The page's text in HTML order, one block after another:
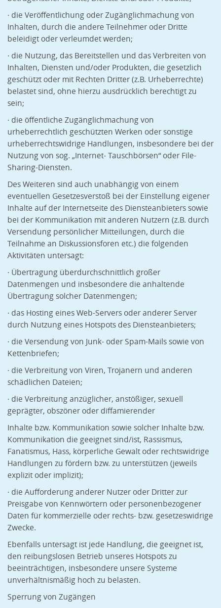
· die Veröffentlichung oder Zugänglichmachung von
Inhalten, durch die andere Teilnehmer oder Dritte
beleidigt oder verleumdet werden;
· die Nutzung, das Bereitstellen und das Verbreiten von
Inhalten, Diensten und/oder Produkten, die gesetzlich
geschützt oder mit Rechten Dritter (z.B. Urheberrechte)
belastet sind, ohne hierzu ausdrücklich berechtigt zu
sein;
· die öffentliche Zugänglichmachung von
urheberrechtlich geschützten Werken oder sonstige
urheberrechtswidrige Handlungen, insbesondere bei der
Nutzung von sog. „Internet- Tauschbörsen“ oder File-
Sharing-Diensten.
Des Weiteren sind auch unabhängig von einem
eventuellen Gesetzesverstoß bei der Einstellung eigener
Inhalte auf der Internetseite des Diensteanbieters sowie
bei der Kommunikation mit anderen Nutzern (z.B. durch
Versendung persönlicher Mitteilungen, durch die
Teilnahme an Diskussionsforen etc.) die folgenden
Aktivitäten untersagt:
· Übertragung überdurchschnittlich großer
Datenmengen und insbesondere die anhaltende
Übertragung solcher Datenmengen;
· das Hosting eines Web-Servers oder anderer Server
durch Nutzung eines Hotspots des Diensteanbieters;
· die Versendung von Junk- oder Spam-Mails sowie von
Kettenbriefen;
· die Verbreitung von Viren, Trojanern und anderen
schädlichen Dateien;
· die Verbreitung anzüglicher, anstößiger, sexuell
geprägter, obszöner oder diffamierender
Inhalte bzw. Kommunikation sowie solcher Inhalte bzw.
Kommunikation die geeignet sind/ist, Rassismus,
Fanatismus, Hass, körperliche Gewalt oder rechtswidrige
Handlungen zu fördern bzw. zu unterstützen (jeweils
explizit oder implizit);
· die Aufforderung anderer Nutzer oder Dritter zur
Preisgabe von Kennwörtern oder personenbezogener
Daten für kommerzielle oder rechts- bzw. gesetzeswidrige
Zwecke.
Ebenfalls untersagt ist jede Handlung, die geeignet ist,
den reibungslosen Betrieb unseres Hotspots zu
beeinträchtigen, insbesondere unsere Systeme
unverhältnismäßig hoch zu belasten.
Sperrung von Zugängen